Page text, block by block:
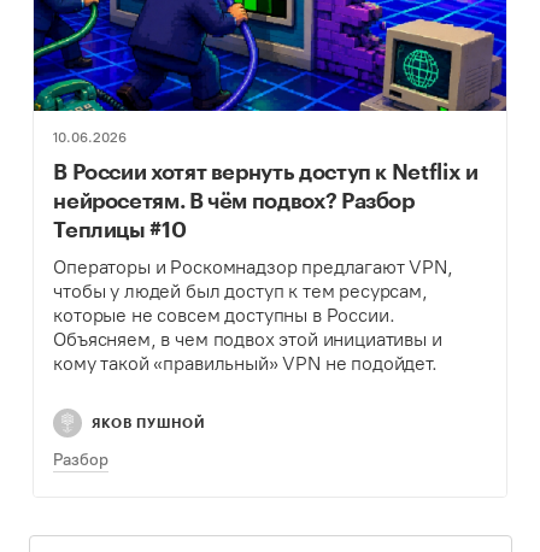
10.06.2026
В России хотят вернуть доступ к Netflix и
нейросетям. В чём подвох? Разбор
Теплицы #10
Операторы и Роскомнадзор предлагают VPN,
чтобы у людей был доступ к тем ресурсам,
которые не совсем доступны в России.
Объясняем, в чем подвох этой инициативы и
кому такой «правильный» VPN не подойдет.
ЯКОВ ПУШНОЙ
Разбор